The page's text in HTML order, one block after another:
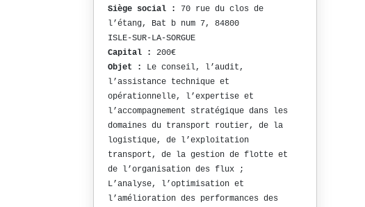
Siège social :
70 rue du clos de
l’étang, Bat b num 7, 84800
ISLE-SUR-LA-SORGUE
Capital :
200€
Objet :
Le conseil, l’audit,
l’assistance technique et
opérationnelle, l’expertise et
l’accompagnement stratégique dans les
domaines du transport routier, de la
logistique, de l’exploitation
transport, de la gestion de flotte et
de l’organisation des flux ;
L’analyse, l’optimisation et
l’amélioration des performances des